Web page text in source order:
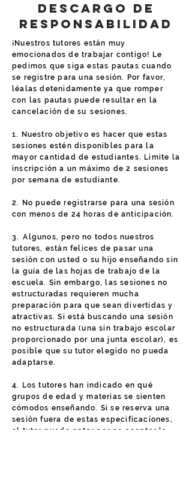
Descargo de
responsabilidad
¡Nuestros tutores están muy
emocionados de trabajar contigo! Le
pedimos que siga estas pautas cuando
se registre para una sesión. Por favor,
léalas detenidamente ya que romper
con las pautas puede resultar en la
cancelación de su sesiones.
1. Nuestro objetivo es hacer que estas
sesiones estén disponibles para la
mayor cantidad de estudiantes. Limite la
inscripción a un máximo de 2 sesiones
por semana de estudiante.
2. No puede registrarse para una sesión
con menos de 24 horas de anticipación.
3.
Algunos, pero no todos nuestros
tutores, están felices de pasar una
sesión con usted o su hijo enseñando sin
la guía de las hojas de trabajo de la
escuela. Sin embargo, las sesiones no
estructuradas requieren mucha
preparación para que sean divertidas y
atractivas. Si está buscando una sesión
no estructurada (una sin trabajo escolar
proporcionado por una junta escolar), es
posible que su tutor elegido no pueda
adaptarse.
4. Los tutores han indicado en qué
grupos de edad y materias se sienten
cómodos enseñando. Si se reserva una
sesión fuera de estas especificaciones,
el tutor puede optar por no aceptar la